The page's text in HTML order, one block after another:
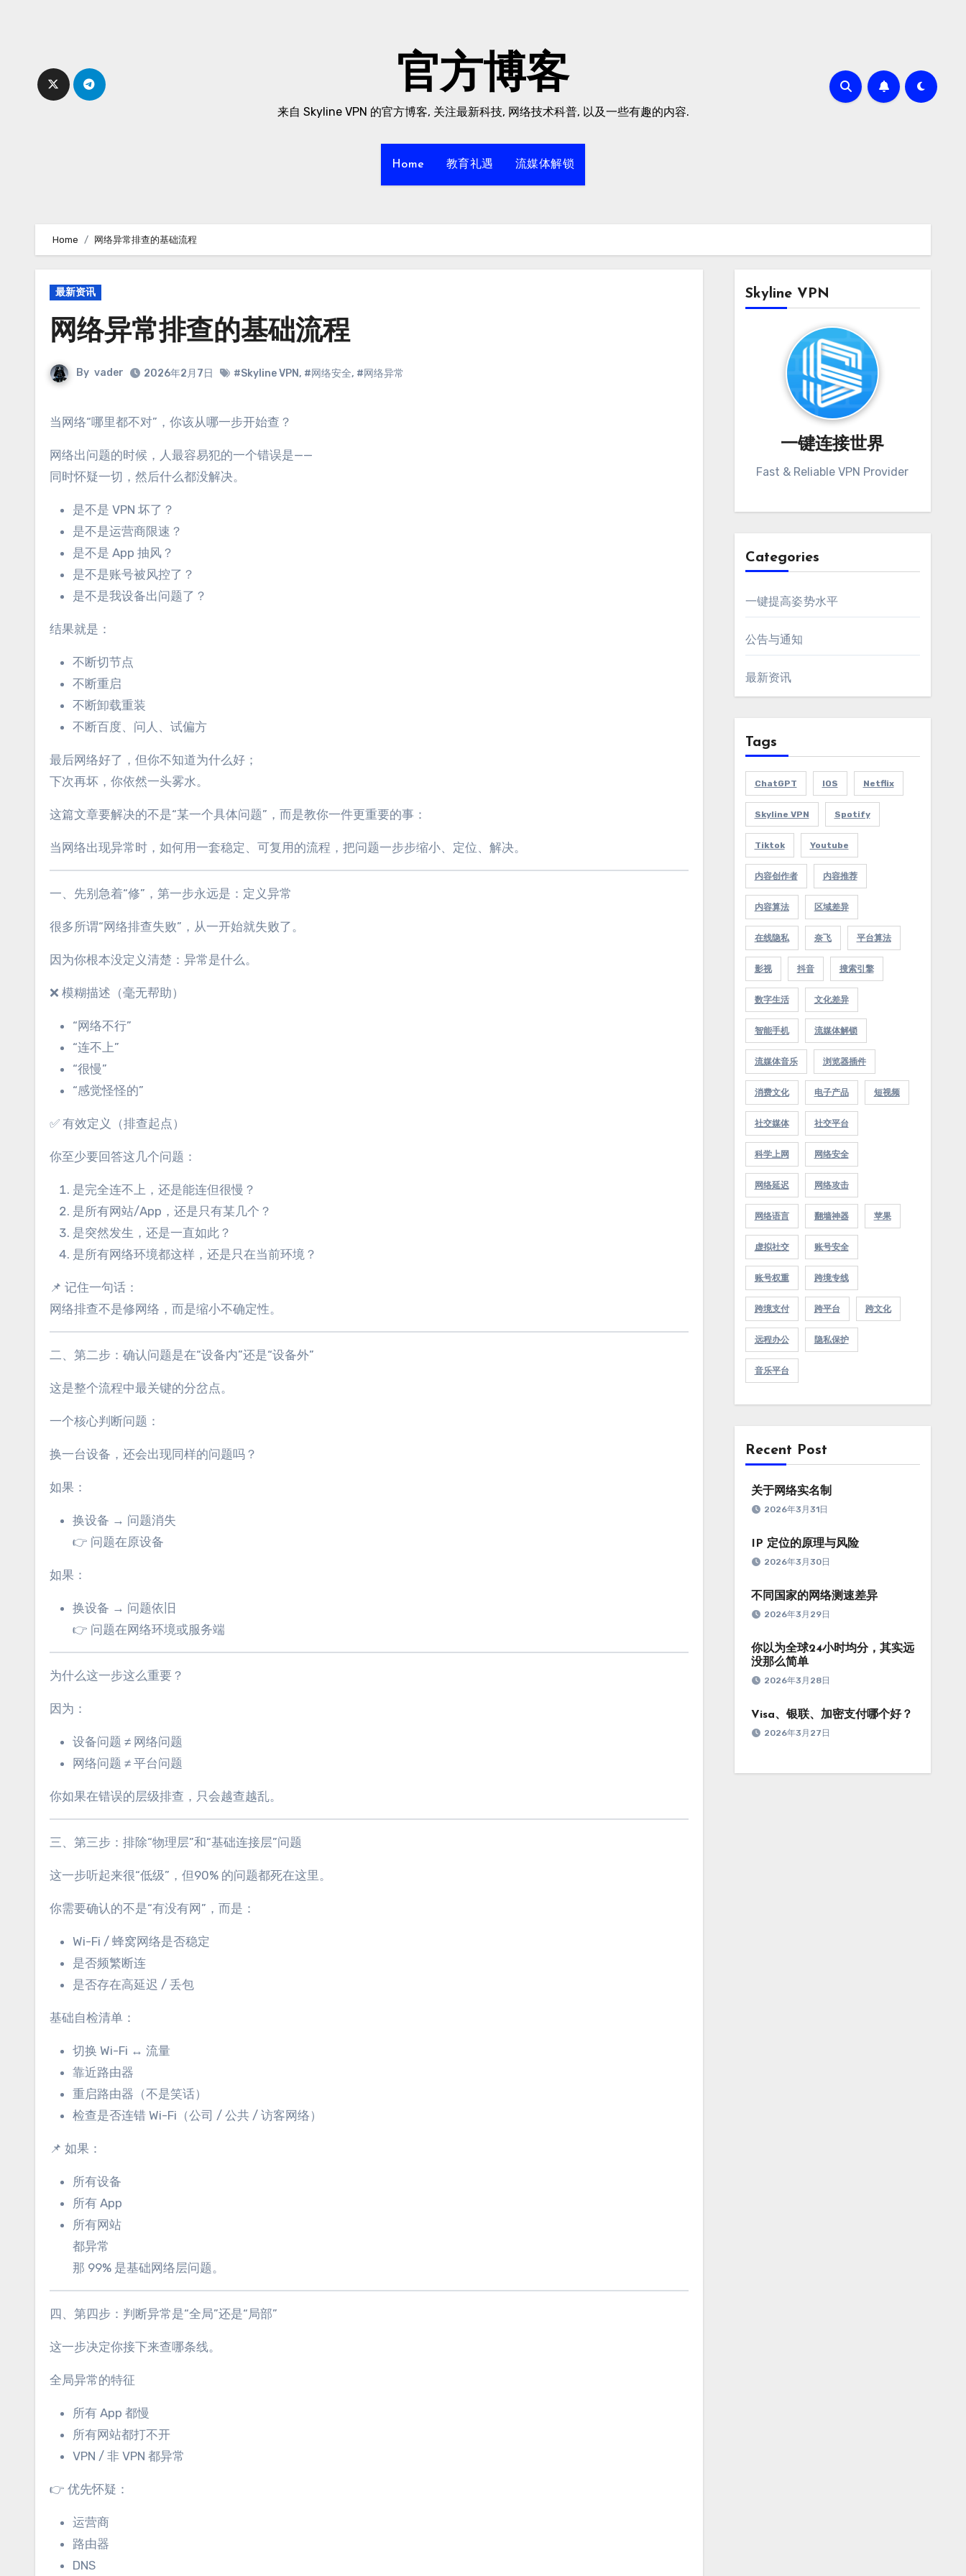
官方博客
来自 Skyline VPN 的官方博客, 关注最新科技, 网络技术科普, 以及一些有趣的内容.
Home 教育礼遇 流媒体解锁
Home 网络异常排查的基础流程
最新资讯
网络异常排查的基础流程
By vader 2026年2月7日 #Skyline VPN, #网络安全, #网络异常
当网络“哪里都不对”，你该从哪一步开始查？
网络出问题的时候，人最容易犯的一个错误是——
同时怀疑一切，然后什么都没解决。
是不是 VPN 坏了？
是不是运营商限速？
是不是 App 抽风？
是不是账号被风控了？
是不是我设备出问题了？
结果就是：
不断切节点
不断重启
不断卸载重装
不断百度、问人、试偏方
最后网络好了，但你不知道为什么好；
下次再坏，你依然一头雾水。
这篇文章要解决的不是“某一个具体问题”，而是教你一件更重要的事：
当网络出现异常时，如何用一套稳定、可复用的流程，把问题一步步缩小、定位、解决。
一、先别急着“修”，第一步永远是：定义异常
很多所谓“网络排查失败”，从一开始就失败了。
因为你根本没定义清楚：异常是什么。
❌ 模糊描述（毫无帮助）
“网络不行”
“连不上”
“很慢”
“感觉怪怪的”
✅ 有效定义（排查起点）
你至少要回答这几个问题：
是完全连不上，还是能连但很慢？
是所有网站/App，还是只有某几个？
是突然发生，还是一直如此？
是所有网络环境都这样，还是只在当前环境？
📌 记住一句话：
网络排查不是修网络，而是缩小不确定性。
二、第二步：确认问题是在“设备内”还是“设备外”
这是整个流程中最关键的分岔点。
一个核心判断问题：
换一台设备，还会出现同样的问题吗？
如果：
换设备 → 问题消失
👉 问题在原设备
如果：
换设备 → 问题依旧
👉 问题在网络环境或服务端
为什么这一步这么重要？
因为：
设备问题 ≠ 网络问题
网络问题 ≠ 平台问题
你如果在错误的层级排查，只会越查越乱。
三、第三步：排除“物理层”和“基础连接层”问题
这一步听起来很“低级”，但90% 的问题都死在这里。
你需要确认的不是“有没有网”，而是：
Wi-Fi / 蜂窝网络是否稳定
是否频繁断连
是否存在高延迟 / 丢包
基础自检清单：
切换 Wi-Fi ↔ 流量
靠近路由器
重启路由器（不是笑话）
检查是否连错 Wi-Fi（公司 / 公共 / 访客网络）
📌 如果：
所有设备
所有 App
所有网站
都异常
那 99% 是基础网络层问题。
四、第四步：判断异常是“全局”还是“局部”
这一步决定你接下来查哪条线。
全局异常的特征
所有 App 都慢
所有网站都打不开
VPN / 非 VPN 都异常
👉 优先怀疑：
运营商
路由器
DNS
Skyline VPN
一键连接世界
Fast & Reliable VPN Provider
Categories
一键提高姿势水平
公告与通知
最新资讯
Tags
ChatGPT IOS Netflix
Skyline VPN Spotify
Tiktok Youtube
内容创作者 内容推荐
内容算法 区域差异
在线隐私 奈飞 平台算法
影视 抖音 搜索引擎
数字生活 文化差异
智能手机 流媒体解锁
流媒体音乐 浏览器插件
消费文化 电子产品 短视频
社交媒体 社交平台
科学上网 网络安全
网络延迟 网络攻击
网络语言 翻墙神器 苹果
虚拟社交 账号安全
账号权重 跨境专线
跨境支付 跨平台 跨文化
远程办公 隐私保护
音乐平台
Recent Post
关于网络实名制
2026年3月31日
IP 定位的原理与风险
2026年3月30日
不同国家的网络测速差异
2026年3月29日
你以为全球24小时均分，其实远
没那么简单
2026年3月28日
Visa、银联、加密支付哪个好？
2026年3月27日